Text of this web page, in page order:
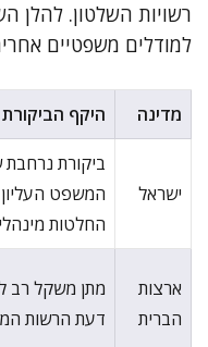
רשויות השלטון. להלן
למודלים משפטיים
מדינה היקף
ישראל
ביקורת נרחבת
המשפט
החלטות
ארצות
הברית
מתן משקל רב
דעת הרשות